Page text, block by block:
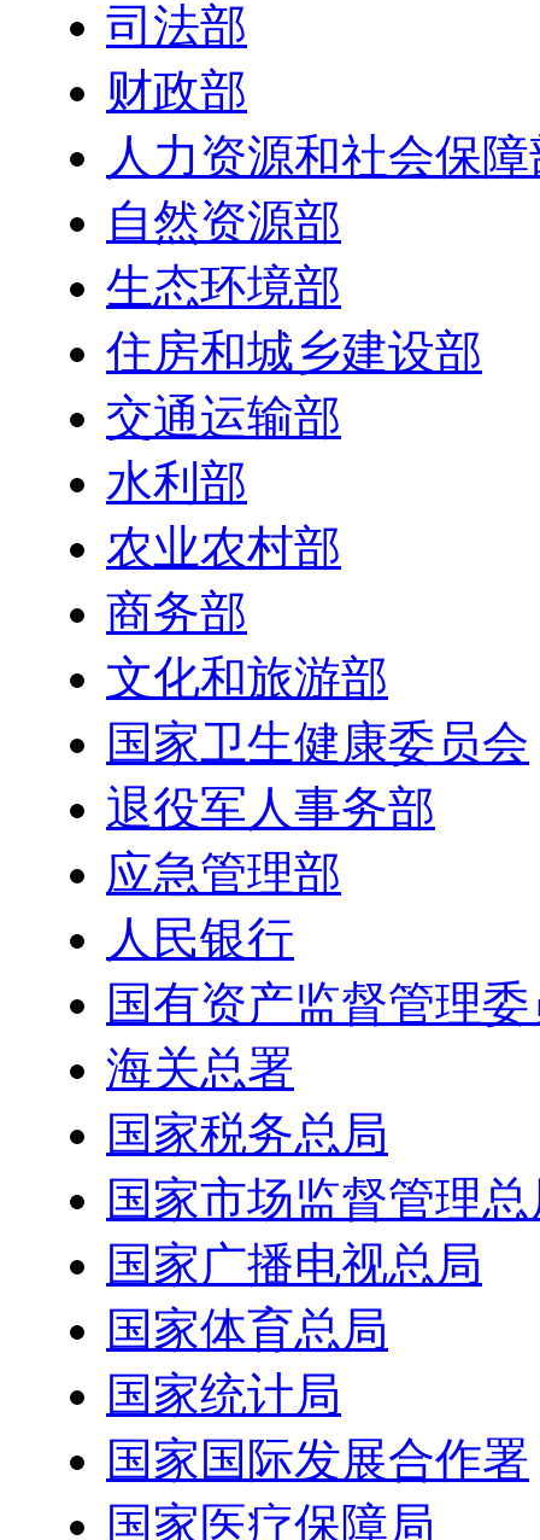
司法部
财政部
人力资源和社会保
自然资源部
生态环境部
住房和城乡建设部
交通运输部
水利部
农业农村部
商务部
文化和旅游部
国家卫生健康委员会
退役军人事务部
应急管理部
人民银行
国有资产监督管理
海关总署
国家税务总局
国家市场监督管理
国家广播电视总局
国家体育总局
国家统计局
国家国际发展合作署
国家医疗保障局